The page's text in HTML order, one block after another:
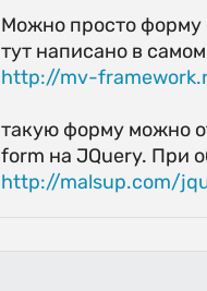
Можно просто форму
тут написано в
http://mv-
такую форму можно
form на JQuery. При
http://malsup.com/